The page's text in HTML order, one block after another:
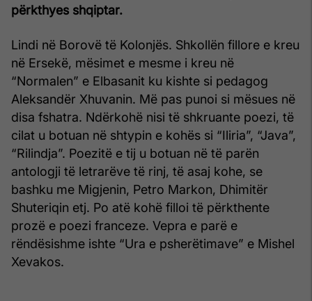
përkthyes shqiptar.
Lindi në Borovë të Kolonjës. Shkollën fillore e kreu
në Ersekë, mësimet e mesme i kreu në
“Normalen” e Elbasanit ku kishte si pedagog
Aleksandër Xhuvanin. Më pas punoi si mësues në
disa fshatra. Ndërkohë nisi të shkruante poezi, të
cilat u botuan në shtypin e kohës si “Iliria”, “Java”,
“Rilindja”. Poezitë e tij u botuan në të parën
antologji të letrarëve të rinj, të asaj kohe, se
bashku me Migjenin, Petro Markon, Dhimitër
Shuteriqin etj. Po atë kohë filloi të përkthente
prozë e poezi franceze. Vepra e parë e
rëndësishme ishte “Ura e psherëtimave” e Mishel
Xevakos.